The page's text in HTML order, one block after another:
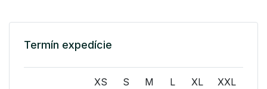
Termín expedície
XS S M L XL XXL